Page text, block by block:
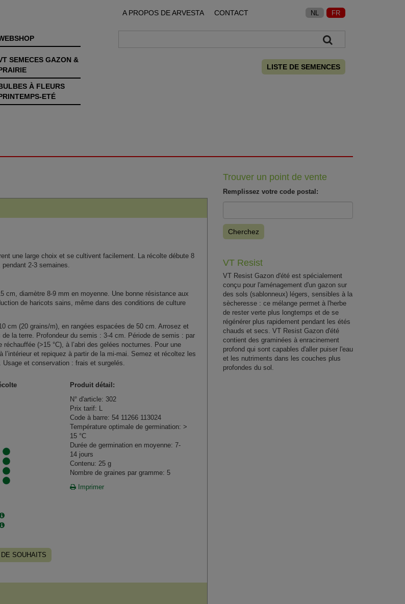
A PROPOS DE ARVESTA CONTACT NL FR
SEMECES GAZON &
À FLEURS
ETÉ
LISTE DE SEMENCES
une large choix et se cultivent facilement. La récolte débute 8
2-3 semaines.
cm, diamètre 8-9 mm en moyenne. Une bonne résistance aux
de haricots sains, même dans des conditions de culture
cm (20 grains/m), en rangées espacées de 50 cm. Arrosez et
la terre. Profondeur du semis : 3-4 cm. Période de semis : par
(>15 °C), à l’abri des gelées nocturnes. Pour une
l’intérieur et repiquez à partir de la mi-mai. Semez et récoltez les
Usage et conservation : frais et surgelés.
SOUHAITS
Produit détail:
N° d'article: 302
Prix tarif: L
Code à barre: 54 11266 113024
Température optimale de germination: >
15 °C
Durée de germination en moyenne: 7-
14 jours
Contenu: 25 g
Nombre de graines par gramme: 5
Imprimer
Trouver un point de vente
Remplissez votre code postal:
Cherchez
VT Resist
VT Resist Gazon d'été est spécialement
conçu pour l'aménagement d'un gazon sur
des sols (sablonneux) légers, sensibles à la
sècheresse : ce mélange permet à l'herbe
de rester verte plus longtemps et de se
régénérer plus rapidement pendant les étés
chauds et secs. VT Resist Gazon d'été
contient des graminées à enracinement
profond qui sont capables d'aller puiser l'eau
et les nutriments dans les couches plus
profondes du sol.